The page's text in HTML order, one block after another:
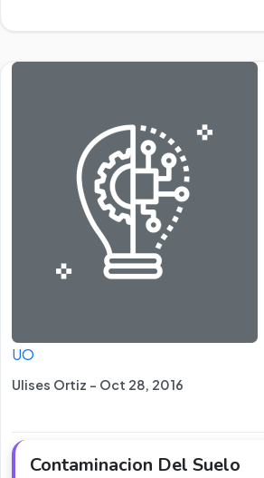
UO
Ulises Ortiz - Oct 28, 2016
Contaminacion Del Suelo